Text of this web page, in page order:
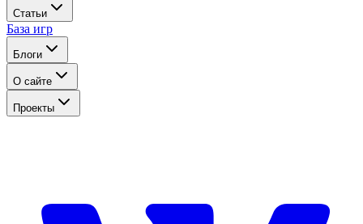
Статьи
База игр
Блоги
О сайте
Проекты